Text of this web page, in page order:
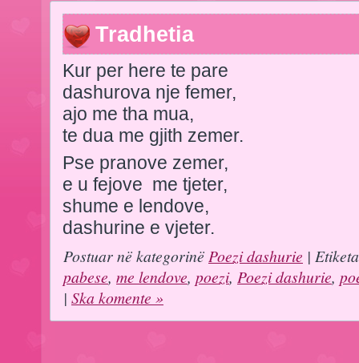
Tradhetia
Kur per here te pare
dashurova nje femer,
ajo me tha mua,
te dua me gjith zemer.
Pse pranove zemer,
e u fejove me tjeter,
shume e lendove,
dashurine e vjeter.
Postuar në kategorinë Poezi dashurie |
pabese, me lendove, poezi, Poezi dashurie,
| Ska komente »